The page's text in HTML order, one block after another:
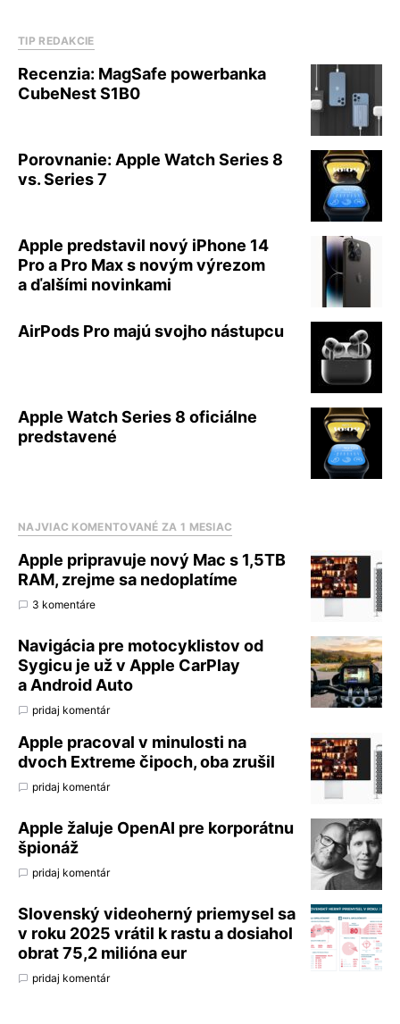
TIP REDAKCIE
Recenzia: MagSafe powerbanka
CubeNest S1B0
Porovnanie: Apple Watch Series 8
vs. Series 7
Apple predstavil nový iPhone 14
Pro a Pro Max s novým výrezom
a ďalšími novinkami
AirPods Pro majú svojho nástupcu
Apple Watch Series 8 oficiálne
predstavené
NAJVIAC KOMENTOVANÉ ZA 1 MESIAC
Apple pripravuje nový Mac s 1,5TB
RAM, zrejme sa nedoplatíme
3 komentáre
Navigácia pre motocyklistov od
Sygicu je už v Apple CarPlay
a Android Auto
pridaj komentár
Apple pracoval v minulosti na
dvoch Extreme čipoch, oba zrušil
pridaj komentár
Apple žaluje OpenAI pre korporátnu
špionáž
pridaj komentár
Slovenský videoherný priemysel sa
v roku 2025 vrátil k rastu a dosiahol
obrat 75,2 milióna eur
pridaj komentár